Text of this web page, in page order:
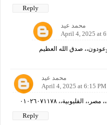
Reply
محمد عيد
April 4, 2025 at
صدق الله العظيم
محمد عيد
April 4, 2025 at 6:15 PM
٠١٠٢٦٠٧١١٧٨
Reply